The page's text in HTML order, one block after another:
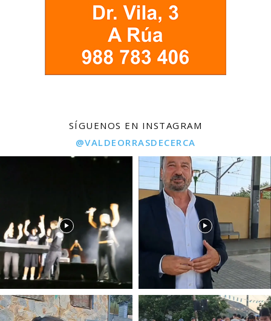
SÍGUENOS EN INSTAGRAM
@VALDEORRASDECERCA